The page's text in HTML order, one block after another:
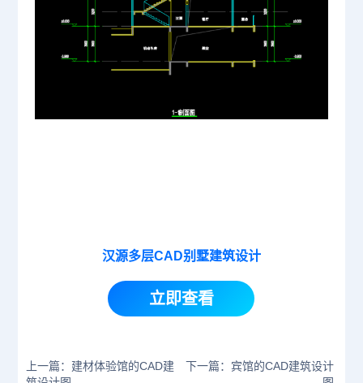
汉源多层CAD别墅建筑设计
立即查看
上一篇：建材体验馆的CAD建
下一篇：宾馆的CAD建筑设计